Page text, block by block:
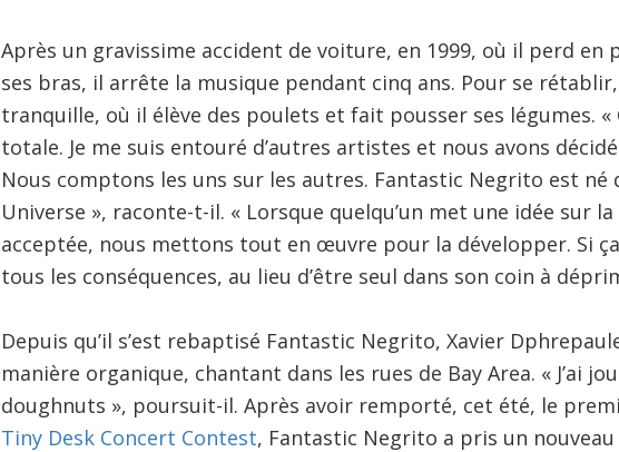
Après un gravissime accident de voiture, en 1999, où il perd en
ses bras, il arrête la musique pendant cinq ans. Pour se
tranquille, où il élève des poulets et fait pousser ses légumes. «
totale. Je me suis entouré d’autres artistes et nous avons
Nous comptons les uns sur les autres. Fantastic Negrito est né
Universe », raconte-t-il. « Lorsque quelqu’un met une idée sur
acceptée, nous mettons tout en œuvre pour la développer. Si
tous les conséquences, au lieu d’être seul dans son coin à
Depuis qu’il s’est rebaptisé Fantastic Negrito, Xavier
manière organique, chantant dans les rues de Bay Area. « J’ai
doughnuts », poursuit-il. Après avoir remporté, cet été, le
Tiny Desk Concert Contest, Fantastic Negrito a pris un